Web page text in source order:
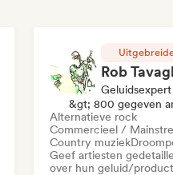
Geluidsexpert
&gt; 800 gegeven
Alternatieve rock
Commercieel /
Country muziek
Geef artiesten
over hun geluid/